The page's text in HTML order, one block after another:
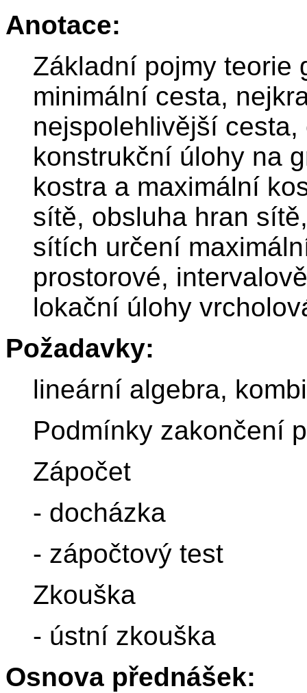
Anotace:
Základní pojmy teorie
minimální cesta,
nejspolehlivější
konstrukční úlohy na
kostra a maximální
sítě, obsluha hran
sítích určení
prostorové,
lokační úlohy
Požadavky:
lineární algebra,
Podmínky zakončení
Zápočet
- docházka
- zápočtový test
Zkouška
- ústní zkouška
Osnova přednášek: